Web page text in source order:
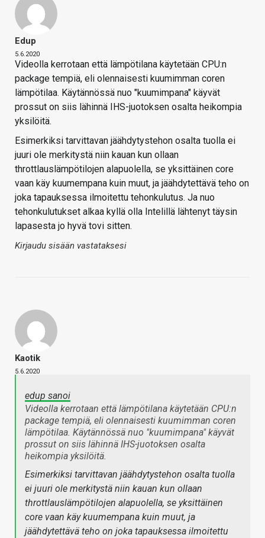
Edup
5.6.2020
Videolla kerrotaan että lämpötilana käytetään CPU:n
package tempiä, eli olennaisesti kuumimman coren
lämpötilaa. Käytännössä nuo "kuumimpana" käyvät
prossut on siis lähinnä IHS-juotoksen osalta heikompia
yksilöitä.
Esimerkiksi tarvittavan jäähdytystehon osalta tuolla ei
juuri ole merkitystä niin kauan kun ollaan
throttlauslämpötilojen alapuolella, se yksittäinen core
vaan käy kuumempana kuin muut, ja jäähdytettävä teho on
joka tapauksessa ilmoitettu tehonkulutus. Ja nuo
tehonkulutukset alkaa kyllä olla Intelillä lähtenyt täysin
lapasesta jo hyvä tovi sitten.
Kirjaudu sisään vastataksesi
Kaotik
5.6.2020
edup sanoi
Videolla kerrotaan että lämpötilana käytetään CPU:n
package tempiä, eli olennaisesti kuumimman coren
lämpötilaa. Käytännössä nuo "kuumimpana" käyvät
prossut on siis lähinnä IHS-juotoksen osalta
heikompia yksilöitä.
Esimerkiksi tarvittavan jäähdytystehon osalta tuolla
ei juuri ole merkitystä niin kauan kun ollaan
throttlauslämpötilojen alapuolella, se yksittäinen
core vaan käy kuumempana kuin muut, ja
jäähdytettävä teho on joka tapauksessa ilmoitettu